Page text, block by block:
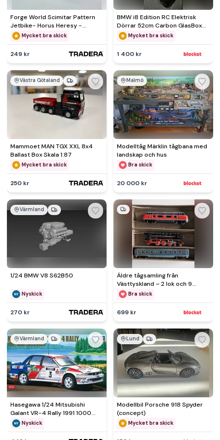
Forge World Scimitar Pattern
Jetbike- Horus Heresy -
Warhammer 40,000
Mycket bra skick
249 kr
BMW i8 Edition RC Elektrisk
Dörrar 52cm Carbon GlasBox
SeBilder
Mycket bra skick
1 400 kr
Västra Götaland
Mammoet MAN TGX XXL 8x4
Ballast Box Skala 1:87
Mycket bra skick
250 kr
Malmö
Modelltåg Märklin tågbana med
landskap och hus
Bra skick
20 000 kr
Värmland
1/24 BMW V8 S62B50
Nyskick
270 kr
Äldre tågsamling från
Västtyskland – 2 lok och 9
vagnarBra skick
699 kr
Värmland
Hasegawa 1/24 Mitsubishi
Galant VR-4 Rally 1991 1000
Lakes Rally
Nyskick
Lund
Modellbil Porsche 918 Spyder
(concept)
Mycket bra skick